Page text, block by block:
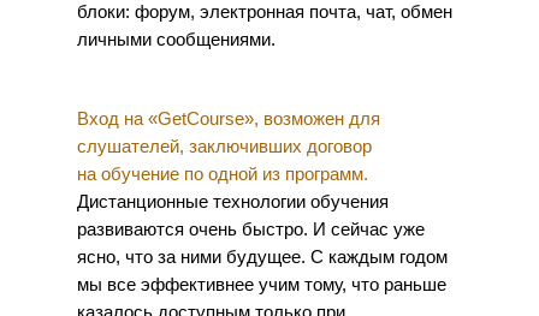
блоки: форум, электронная почта, чат, обмен
личными сообщениями.
Вход на «GetCourse», возможен для
слушателей, заключивших договор
на обучение по одной из программ.
Дистанционные технологии обучения
развиваются очень быстро. И сейчас уже
ясно, что за ними будущее. С каждым годом
мы все эффективнее учим тому, что раньше
казалось доступным только при